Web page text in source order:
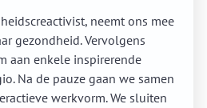
neemt ons mee
gezondheid. Vervolgens
aan enkele inspirerende
Na de pauze gaan we samen
werkvorm. We sluiten